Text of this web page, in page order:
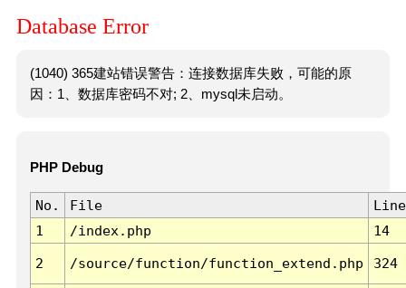
Database Error
(1040) 365建站错误警告：连接数据库失败，可能的原
因：1、数据库密码不对; 2、mysql未启动。
PHP Debug
No. File
Line
1
/index.php 14
2 /source/function/function_extend.php 324